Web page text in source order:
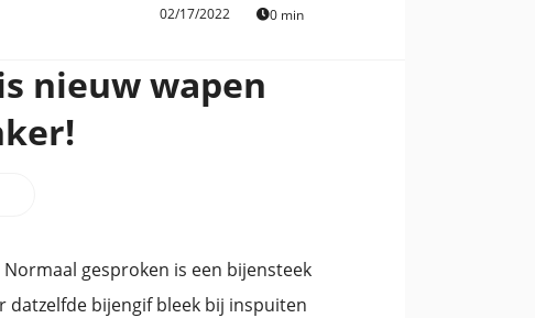
02/17/2022 0 min
nieuw wapen
gesproken is een bijensteek
datzelfde bijengif bleek bij inspuiten